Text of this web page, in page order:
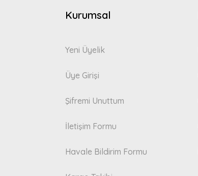
Kurumsal
Yeni Üyelik
Üye Girişi
Şifremi Unuttum
İletişim Formu
Havale Bildirim Formu